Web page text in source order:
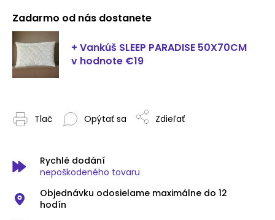
Zadarmo od nás dostanete
+ Vankúš SLEEP PARADISE 50X70CM
v hodnote €19
Tlač Opýtať sa Zdieľať
Rychlé dodání
nepoškodeného tovaru
Objednávku odosielame maximálne do 12
hodín